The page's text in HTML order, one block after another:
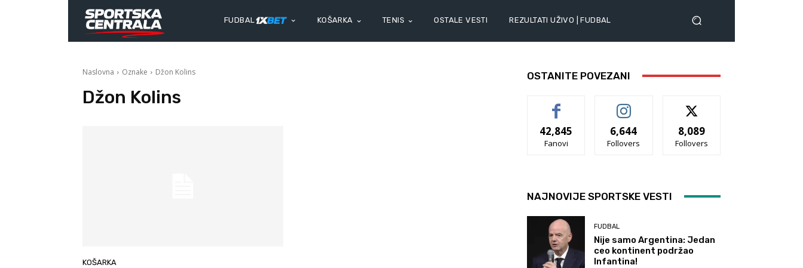
FUDBAL KOŠARKA TENIS OSTALE VESTI REZULTATI UŽIVO | FUDBAL
Naslovna Oznake Džon Kolins
Džon Kolins
KOŠARKA
OSTANITE POVEZANI
42,845
Fanovi
6,644
Follovers
8,089
Follovers
NAJNOVIJE SPORTSKE VESTI
FUDBAL
Nije samo Argentina: Jedan
ceo kontinent podržao
Infantina!